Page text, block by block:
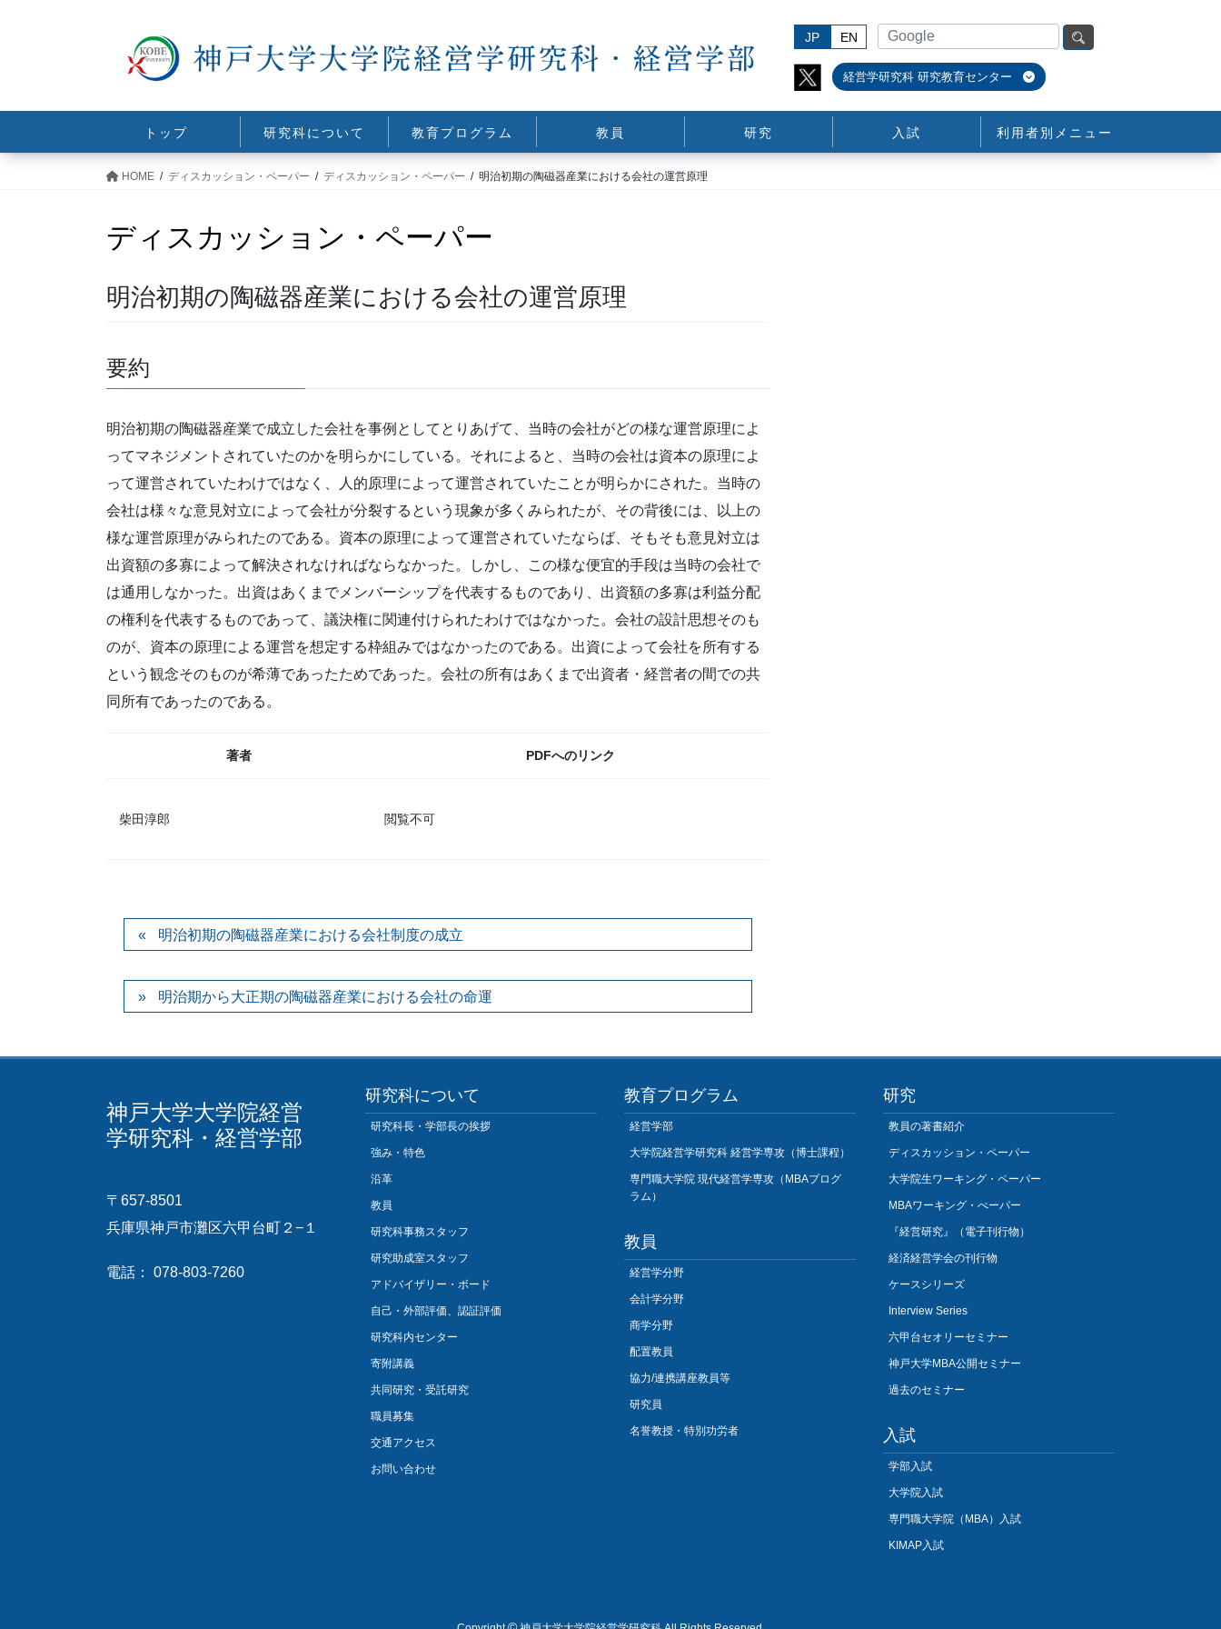
JP EN
経営学研究科 研究教育センター
トップ 研究科について 教育プログラム 教員 研究 入試 利用者別メニュー
HOME ディスカッション・ペーパー ディスカッション・ペーパー 明治初期の陶磁器産業における会社の運営原理
ディスカッション・ペーパー
明治初期の陶磁器産業における会社の運営原理
要約
明治初期の陶磁器産業で成立した会社を事例としてとりあげて、当時の会社がどの様な運営原理によ
ってマネジメントされていたのかを明らかにしている。それによると、当時の会社は資本の原理によ
って運営されていたわけではなく、人的原理によって運営されていたことが明らかにされた。当時の
会社は様々な意見対立によって会社が分裂するという現象が多くみられたが、その背後には、以上の
様な運営原理がみられたのである。資本の原理によって運営されていたならば、そもそも意見対立は
出資額の多寡によって解決されなければならなかった。しかし、この様な便宜的手段は当時の会社で
は通用しなかった。出資はあくまでメンバーシップを代表するものであり、出資額の多寡は利益分配
の権利を代表するものであって、議決権に関連付けられたわけではなかった。会社の設計思想そのも
のが、資本の原理による運営を想定する枠組みではなかったのである。出資によって会社を所有する
という観念そのものが希薄であったためであった。会社の所有はあくまで出資者・経営者の間での共
同所有であったのである。
著者 PDFへのリンク
柴田淳郎 閲覧不可
明治初期の陶磁器産業における会社制度の成立
明治期から大正期の陶磁器産業における会社の命運
神戸大学大学院経営
学研究科・経営学部
〒657-8501
兵庫県神戸市灘区六甲台町２−１
電話： 078-803-7260
研究科について
研究科長・学部長の挨拶
強み・特色
沿革
教員
研究科事務スタッフ
研究助成室スタッフ
アドバイザリー・ボード
自己・外部評価、認証評価
研究科内センター
寄附講義
共同研究・受託研究
職員募集
交通アクセス
お問い合わせ
教育プログラム
経営学部
大学院経営学研究科 経営学専攻（博士課程）
専門職大学院 現代経営学専攻（MBAプログ
ラム）
教員
経営学分野
会計学分野
商学分野
配置教員
協力/連携講座教員等
研究員
名誉教授・特別功労者
研究
教員の著書紹介
ディスカッション・ペーパー
大学院生ワーキング・ペーパー
MBAワーキング・ぺーパー
『経営研究』（電子刊行物）
経済経営学会の刊行物
ケースシリーズ
Interview Series
六甲台セオリーセミナー
神戸大学MBA公開セミナー
過去のセミナー
入試
学部入試
大学院入試
専門職大学院（MBA）入試
KIMAP入試